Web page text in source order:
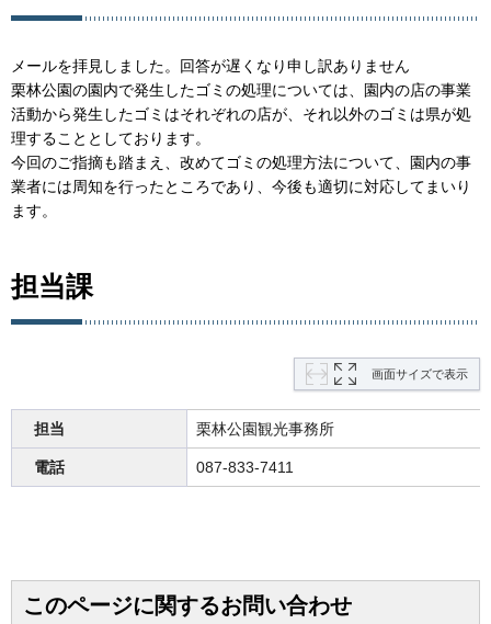
メールを拝見しました。回答が遅くなり申し訳ありません
栗林公園の園内で発生したゴミの処理については、園内の店の事業
活動から発生したゴミはそれぞれの店が、それ以外のゴミは県が処
理することとしております。
今回のご指摘も踏まえ、改めてゴミの処理方法について、園内の事
業者には周知を行ったところであり、今後も適切に対応してまいり
ます。
担当課
画面サイズで表示
担当 栗林公園観光事務所
電話 087-833-7411
このページに関するお問い合わせ